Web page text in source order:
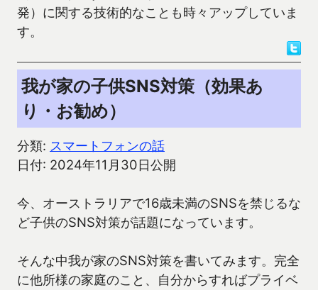
発）に関する技術的なことも時々アップしていま
す。
我が家の子供SNS対策（効果あ
り・お勧め）
分類: スマートフォンの話
日付: 2024年11月30日公開
今、オーストラリアで16歳未満のSNSを禁じるな
ど子供のSNS対策が話題になっています。
そんな中我が家のSNS対策を書いてみます。完全
に他所様の家庭のこと、自分からすればプライベ